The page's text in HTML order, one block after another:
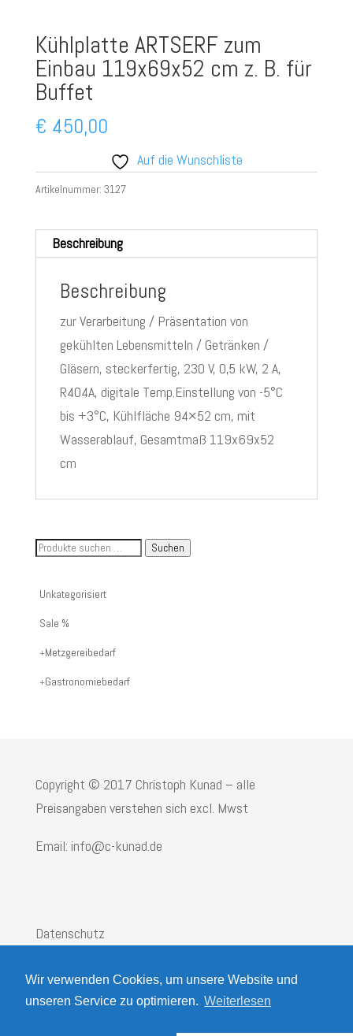
Wir verwenden Cookies, um unsere Website und
unseren Service zu optimieren. Weiterlesen
Kühlplatte ARTSERF zum
Einbau 119x69x52 cm z. B. für
Buffet
€ 450,00
Auf die Wunschliste
Artikelnummer: 3127
Beschreibung
Beschreibung
zur Verarbeitung / Präsentation von
gekühlten Lebensmitteln / Getränken /
Gläsern, steckerfertig, 230 V, 0,5 kW, 2 A,
R404A, digitale Temp.Einstellung von -5°C
bis +3°C, Kühlfläche 94×52 cm, mit
Wasserablauf, Gesamtmaß 119x69x52
cm
Suche
Artikelnummer
oder
Suchen
Unkategorisiert
Sale %
Metzgereibedarf
Gastronomiebedarf
Copyright © 2017 Christoph Kunad – alle
Preisangaben verstehen sich excl. Mwst
Email: info@c-kunad.de
Datenschutz
AGB